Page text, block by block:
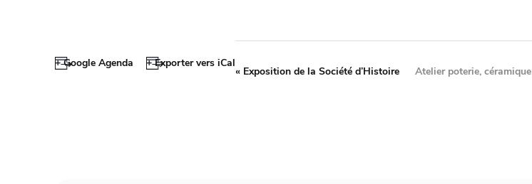
+ Google Agenda + Exporter vers iCal
«Exposition de la Société d’Histoire Atelier poterie, céramique